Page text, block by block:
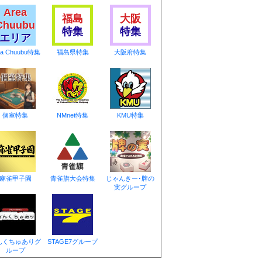
Area
エリア
Chuubu特集
福島
特集
福島県特集
大阪
特集
大阪府特集
個室特集 NMnet特集 KMU特集
雀甲子園 青雀旗大会特集
じゃんきー･牌の
実グループ
くちゅありグ
ループ
STAGE7グループ